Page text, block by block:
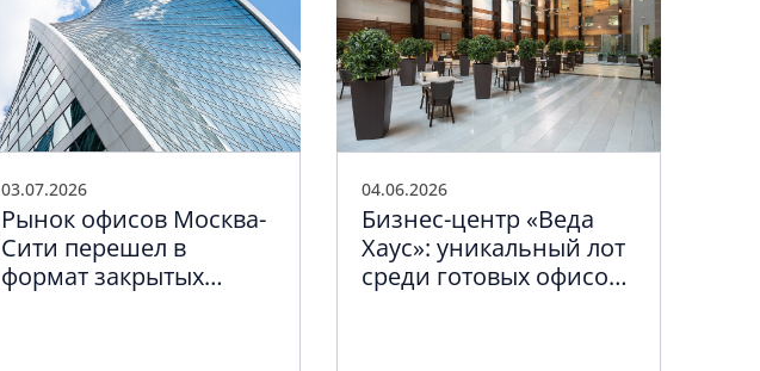
03.07.2026
Рынок офисов Москва-
Сити перешел в
формат закрытых
04.06.2026
Бизнес-центр «Веда
Хаус»: уникальный лот
среди готовых офисов